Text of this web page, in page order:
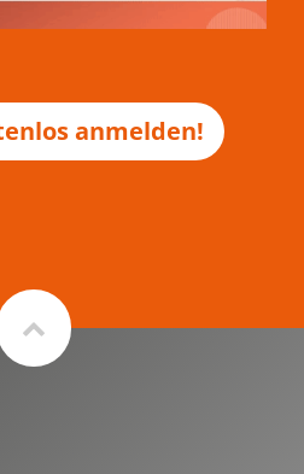
anmelden!